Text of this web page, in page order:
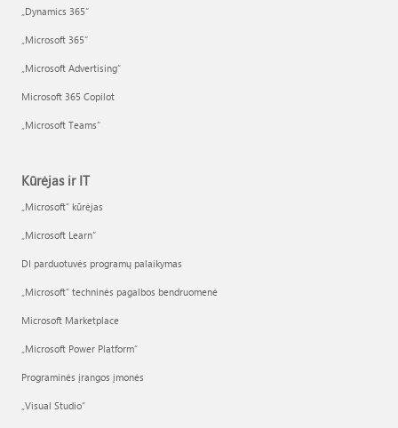
„Dynamics 365“
„Microsoft 365“
„Microsoft Advertising“
Microsoft 365 Copilot
„Microsoft Teams“
Kūrėjas ir IT
„Microsoft“ kūrėjas
„Microsoft Learn“
DI parduotuvės programų palaikymas
„Microsoft“ techninės pagalbos bendruomenė
Microsoft Marketplace
„Microsoft Power Platform“
Programinės įrangos įmonės
„Visual Studio“